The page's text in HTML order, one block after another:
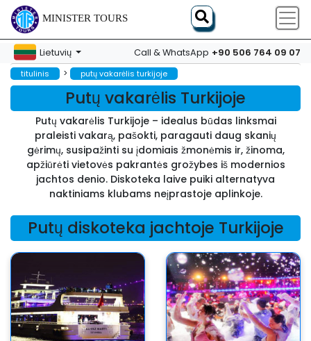
MINISTER TOURS
Lietuvių Call & WhatsApp +90 506 764 09 07
titulinis > putų vakarėlis turkijoje
Putų vakarėlis Turkijoje
Putų vakarėlis Turkijoje – idealus būdas linksmai
praleisti vakarą, pašokti, paragauti daug skanių
gėrimų, susipažinti su įdomiais žmonėmis ir, žinoma,
apžiūrėti vietovės pakrantės grožybes iš modernios
jachtos denio. Diskoteka laive puiki alternatyva
naktiniams klubams neįprastoje aplinkoje.
Putų diskoteka jachtoje Turkijoje